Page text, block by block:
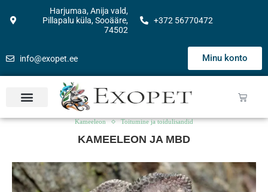
Harjumaa, Anija vald,
Pillapalu küla, Sooääre,
74502
+372 56770472
info@exopet.ee Minu konto
Kameeleon Toitumine ja toidulisandid
KAMEELEON JA MBD